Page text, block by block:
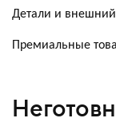
Детали и
Премиальные